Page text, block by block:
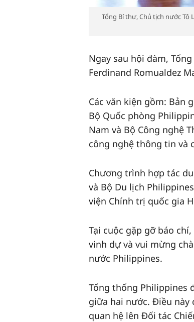
Tổng Bí thư, Chủ tịch nước Tô
Ngay sau hội đàm,
Ferdinand Romualdez
Các văn kiện gồm: Bản
Bộ Quốc phòng
Nam và Bộ Công nghệ
công nghệ thông tin và
Chương trình hợp tác
và Bộ Du lịch
viện Chính trị quốc gia
Tại cuộc gặp gỡ báo chí,
vinh dự và vui mừng
nước Philippines.
Tổng thống Philippines
giữa hai nước. Điều này
quan hệ lên Đối tác